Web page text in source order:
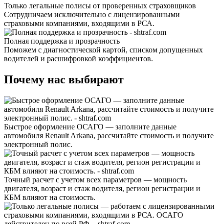
Только легальные полисы от проверенных страховщиков
Сотрудничаем исключительно с лицензированными
страховыми компаниями, входящими в РСА.
Полная поддержка и прозрачность
Поможем с диагностической картой, списком допущенных
водителей и расшифровкой коэффициентов.
Почему нас выбирают
Быстрое оформление ОСАГО — заполните данные
автомобиля Renault Arkana, рассчитайте стоимость и получите
электронный полис.
Точный расчет с учетом всех параметров — мощность
двигателя, возраст и стаж водителя, регион регистрации и
КБМ влияют на стоимость.